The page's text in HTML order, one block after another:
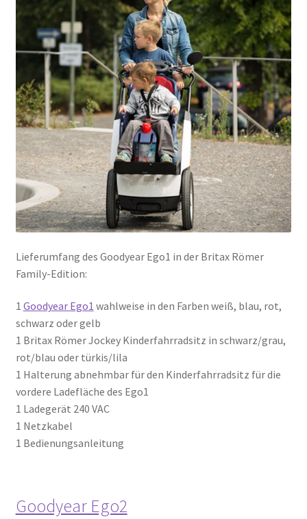
Lieferumfang des Goodyear Ego1 in der Britax Römer
Family-Edition:
1 Goodyear Ego1 wahlweise in den Farben weiß, blau, rot,
schwarz oder gelb
1 Britax Römer Jockey Kinderfahrradsitz in schwarz/grau,
rot/blau oder türkis/lila
1 Halterung abnehmbar für den Kinderfahrradsitz für die
vordere Ladefläche des Ego1
1 Ladegerät 240 VAC
1 Netzkabel
1 Bedienungsanleitung
Goodyear Ego2